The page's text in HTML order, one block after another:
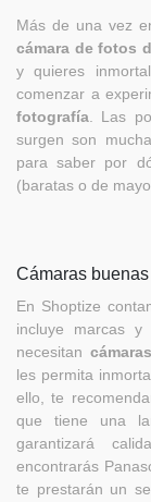
Más de una vez
cámara de fotos
y quieres
comenzar a
fotografía . Las
surgen son
para saber por
(baratas o de
Cámaras
En Shoptize
incluye marcas y
necesitan
les permita
ello, te
que tiene una
garantizará
encontrarás
te prestarán un